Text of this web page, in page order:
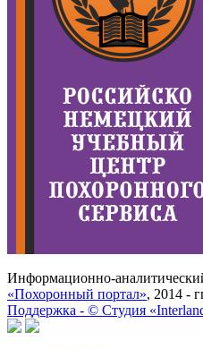
Информационно-
«Похоронный портал», 2014 -
Поддержка - © Cтудия